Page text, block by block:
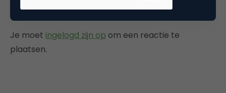
Plaats reactie
Je moet ingelogd zijn op om een reactie te
plaatsen.